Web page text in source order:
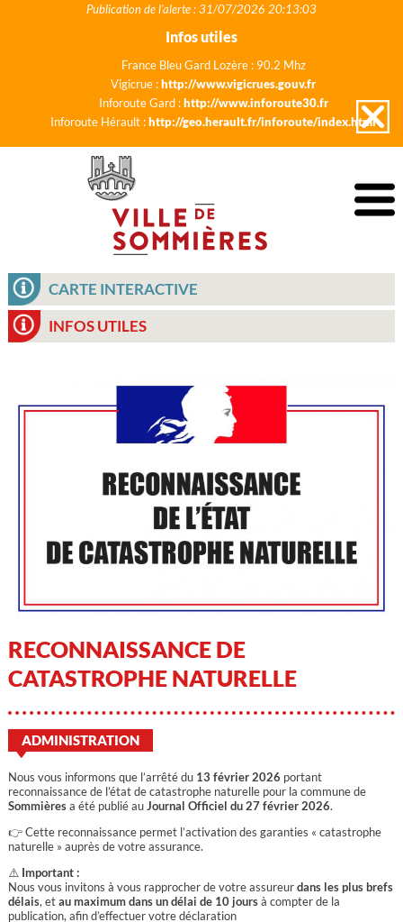
Publication de l'alerte : 31/07/2026 20:13:03
Infos utiles
France Bleu Gard Lozère : 90.2 Mhz
Vigicrue :http://www.vigicrues.gouv.fr
Inforoute Gard :http://www.inforoute30.fr
Inforoute Hérault :http://geo.herault.fr/inforoute/index.html
CARTE INTERACTIVE
INFOS UTILES
RECONNAISSANCE DE
CATASTROPHE NATURELLE
ADMINISTRATION
Nous vous informons que l’arrêté du 13 février 2026 portant
reconnaissance de l’état de catastrophe naturelle pour la commune de
Sommièresa été publié auJournal Officiel du 27 février 2026.
👉 Cette reconnaissance permet l’activation des garanties « catastrophe
naturelle » auprès de votre assurance.
⚠️ Important :
Nous vous invitons à vous rapprocher de votre assureurdans les plus brefs
délais, etau maximum dans un délai de 10 joursà compter de la
publication, afin d’effectuer votre déclaration